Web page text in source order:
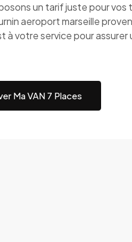
un tarif juste pour
aeroport marseille
à votre service pour
Ma VAN 7 Places